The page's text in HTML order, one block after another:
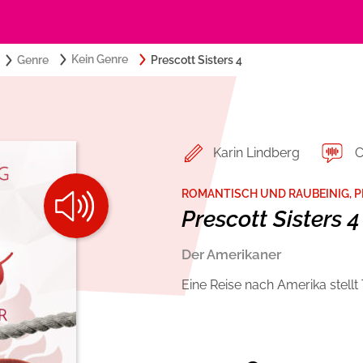
Belletristik
Romance by heartroom
Krimi und Thriller
Ratgeber und Sachbuch
Über USM Audio
Presse
Autorinnen und Autoren
Suchbegriff eingeben:
Genre Kein Genre Prescott Sisters 4
Karin Lindberg
ROMANTISCH UND RAUBEINIG,
Prescott Sisters 4
Der Amerikaner
Eine Reise nach Amerika